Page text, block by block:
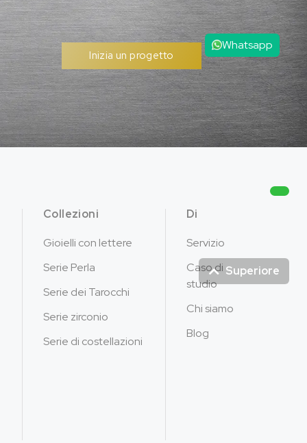
Superiore
Inizia un progetto
Collezioni
Gioielli con lettere
Serie Perla
Serie dei Tarocchi
Serie zirconio
Serie di costellazioni
Di
Servizio
Caso di
studio
Chi siamo
Blog
Whatsapp